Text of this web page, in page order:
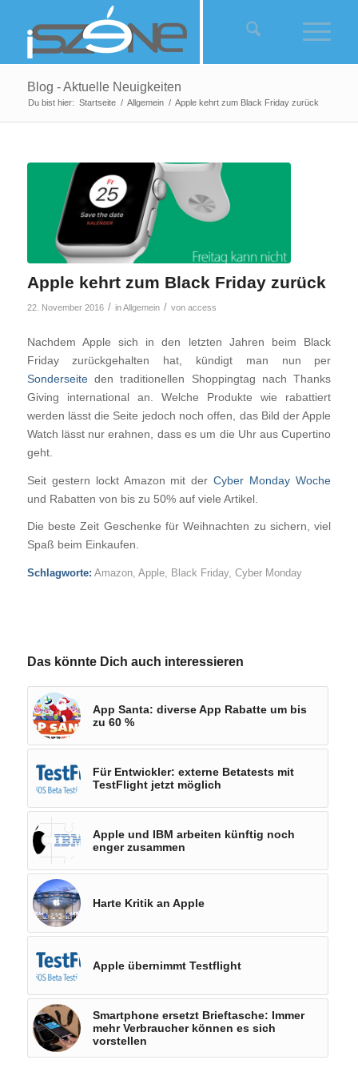
Blog - Aktuelle Neuigkeiten
Du bist hier: Startseite / Allgemein / Apple kehrt zum Black Friday zurück
Apple kehrt zum Black Friday zurück
22. November 2016 / inAllgemein / von access
Nachdem Apple sich in den letzten Jahren beim Black
Friday zurückgehalten hat, kündigt man nun per
Sonderseiteden traditionellen Shoppingtag nach Thanks
Giving international an. Welche Produkte wie rabattiert
werden lässt die Seite jedoch noch offen, das Bild der Apple
Watch lässt nur erahnen, dass es um die Uhr aus Cupertino
geht.
Seit gestern lockt Amazon mit derCyber Monday Woche
und Rabatten von bis zu 50% auf viele Artikel.
Die beste Zeit Geschenke für Weihnachten zu sichern, viel
Spaß beim Einkaufen.
Schlagworte: Amazon, Apple, Black Friday, Cyber Monday
Das könnte Dich auch interessieren
App Santa: diverse App Rabatte um bis
zu 60 %
Für Entwickler: externe Betatests mit
TestFlight jetzt möglich
Apple und IBM arbeiten künftig noch
enger zusammen
Harte Kritik an Apple
Apple übernimmt Testflight
Smartphone ersetzt Brieftasche: Immer
mehr Verbraucher können es sich
vorstellen